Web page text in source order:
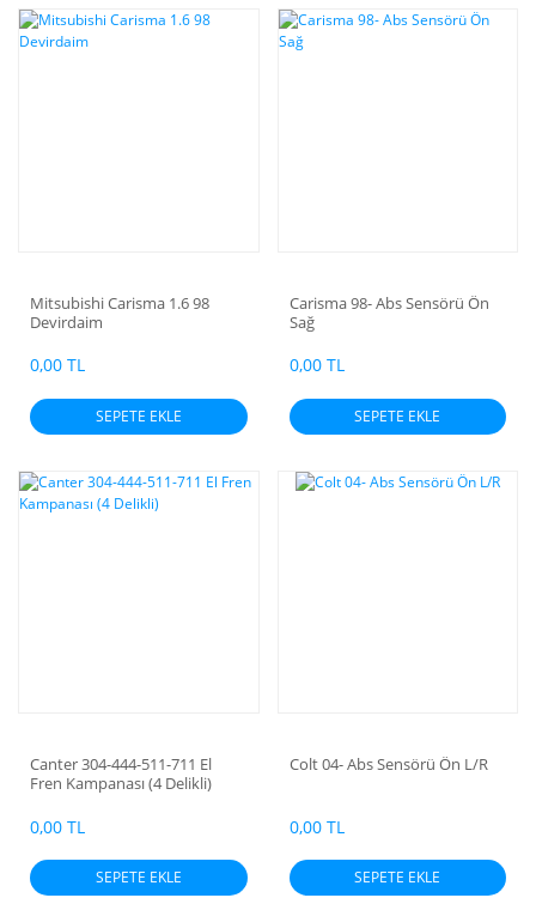
Mitsubishi Carisma 1.6 98
Devirdaim
0,00 TL
SEPETE EKLE
Carisma 98- Abs Sensörü Ön
Sağ
0,00 TL
SEPETE EKLE
Canter 304-444-511-711 El
Fren Kampanası (4 Delikli)
0,00 TL
SEPETE EKLE
Colt 04- Abs Sensörü Ön L/R
0,00 TL
SEPETE EKLE